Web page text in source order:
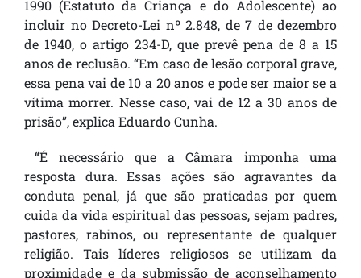
1990 (Estatuto da Criança e do Adolescente) ao
incluir no Decreto-Lei nº 2.848, de 7 de dezembro
de 1940, o artigo 234-D, que prevê pena de 8 a 15
anos de reclusão. “Em caso de lesão corporal grave,
essa pena vai de 10 a 20 anos e pode ser maior se a
vítima morrer. Nesse caso, vai de 12 a 30 anos de
prisão”, explica Eduardo Cunha.
“É necessário que a Câmara imponha uma
resposta dura. Essas ações são agravantes da
conduta penal, já que são praticadas por quem
cuida da vida espiritual das pessoas, sejam padres,
pastores, rabinos, ou representante de qualquer
religião. Tais líderes religiosos se utilizam da
proximidade e da submissão de aconselhamento